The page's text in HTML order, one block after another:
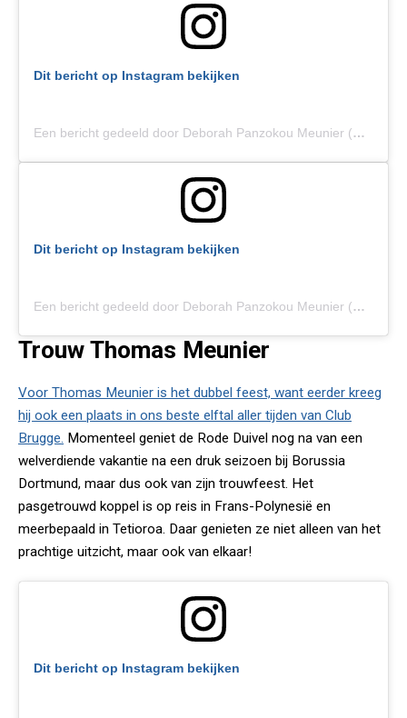
Dit bericht op Instagram bekijken
Een bericht gedeeld door Deborah Panzokou Meunier (@d.borah)
Dit bericht op Instagram bekijken
Een bericht gedeeld door Deborah Panzokou Meunier (@d.borah)
Trouw Thomas Meunier
Voor Thomas Meunier is het dubbel feest, want eerder kreeg
hij ook een plaats in ons beste elftal aller tijden van Club
Brugge. Momenteel geniet de Rode Duivel nog na van een
welverdiende vakantie na een druk seizoen bij Borussia
Dortmund, maar dus ook van zijn trouwfeest. Het
pasgetrouwd koppel is op reis in Frans-Polynesië en
meerbepaald in Tetioroa. Daar genieten ze niet alleen van het
prachtige uitzicht, maar ook van elkaar!
Dit bericht op Instagram bekijken